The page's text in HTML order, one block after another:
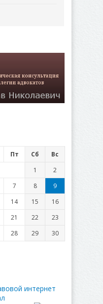
Пт Сб
Вс
1
2
7 8
9
14 15
16
21 22
23
28 29
30